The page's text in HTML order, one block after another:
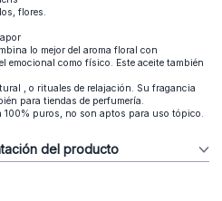
flores.
lo mejor del aroma floral con
emocional como físico. Este aceite también
, o rituales de relajación. Su fragancia
para tiendas de perfumería.
100% puros, no son aptos para uso tópico.
del producto